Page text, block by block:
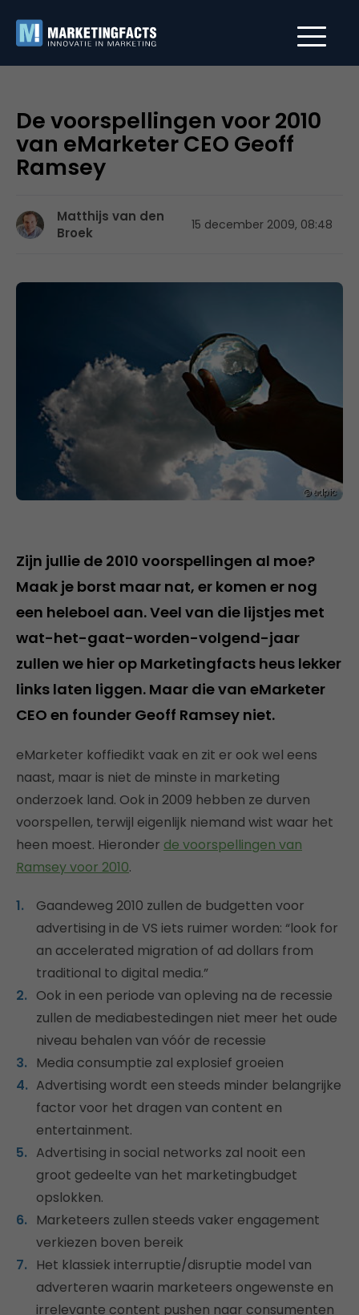
De voorspellingen voor 2010
van eMarketer CEO Geoff
Ramsey
Matthijs van den
Broek
15 december 2009, 08:48
Zijn jullie de 2010 voorspellingen al moe?
Maak je borst maar nat, er komen er nog
een heleboel aan. Veel van die lijstjes met
wat-het-gaat-worden-volgend-jaar
zullen we hier op Marketingfacts heus lekker
links laten liggen. Maar die van eMarketer
CEO en founder Geoff Ramsey niet.
eMarketer koffiedikt vaak en zit er ook wel eens
naast, maar is niet de minste in marketing
onderzoek land. Ook in 2009 hebben ze durven
voorspellen, terwijl eigenlijk niemand wist waar het
heen moest. Hieronder de voorspellingen van
Ramsey voor 2010.
Gaandeweg 2010 zullen de budgetten voor
advertising in de VS iets ruimer worden: “look for
an accelerated migration of ad dollars from
traditional to digital media.”
Ook in een periode van opleving na de recessie
zullen de mediabestedingen niet meer het oude
niveau behalen van vóór de recessie
Media consumptie zal explosief groeien
Advertising wordt een steeds minder belangrijke
factor voor het dragen van content en
entertainment.
Advertising in social networks zal nooit een
groot gedeelte van het marketingbudget
opslokken.
Marketeers zullen steeds vaker engagement
verkiezen boven bereik
Het klassiek interruptie/disruptie model van
adverteren waarin marketeers ongewenste en
irrelevante content pushen naar consumenten